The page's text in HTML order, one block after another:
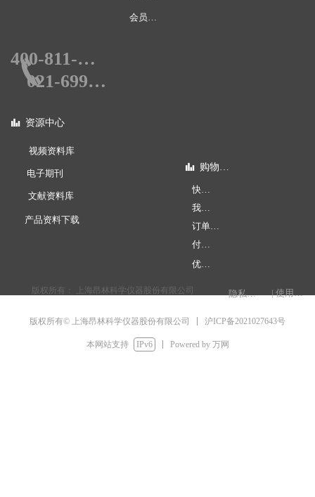
电脑版 넓 手机版
简体中文
版权所有： 上海昂林科学仪器股份有限公司
400-811-0578
뀲 资源中心
视频资料库
产品资料下载
文献资料库
电子期刊
会员权限
뀲 购物指南
快速下单
订单查询
我的账户
付款方式
优惠促销
끅
隐私权声明 | 使用条款
021-69990578
版权所有© 上海昂林科学仪器股份有限公司 沪ICP备2021027643号
本网站支持 IPv6 Powered by 万网